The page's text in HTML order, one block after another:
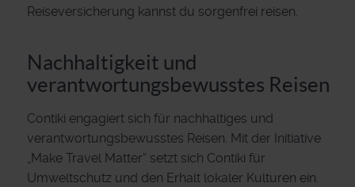
Reiseversicherung kannst du sorgenfrei reisen.
Nachhaltigkeit und
verantwortungsbewusstes Reisen
Contiki engagiert sich für nachhaltiges und
verantwortungsbewusstes Reisen. Mit der Initiative
„Make Travel Matter“ setzt sich Contiki für
Umweltschutz und den Erhalt lokaler Kulturen ein.